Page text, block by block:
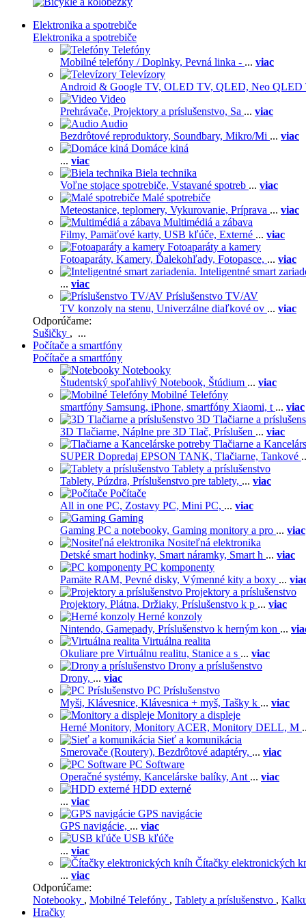
Elektronika a spotrebiče
Elektronika a spotrebiče
Telefóny
Mobilné telefóny / Doplnky, Pevná linka - ... viac
Televízory
Android & Google TV, OLED TV, QLED, Neo QLED
Video
Prehrávače, Projektory a príslušenstvo, Sa ... viac
Audio
Bezdrôtové reproduktory, Soundbary, Mikro/Mi ... viac
Domáce kiná
... viac
Biela technika
Voľne stojace spotrebiče, Vstavané spotreb ... viac
Malé spotrebiče
Meteostanice, teplomery, Vykurovanie, Príprava ... viac
Multimédiá a zábava
Filmy, Pamäťové karty, USB kľúče, Externé ... viac
Fotoaparáty a kamery
Fotoaparáty, Kamery, Ďalekohľady, Fotopasce, ... viac
Inteligentné smart
... viac
Príslušenstvo TV/AV
TV konzoly na stenu, Univerzálne diaľkové ov ... viac
Odporúčame:
Sušičky , ...
Počítače a smartfóny
Počítače a smartfóny
Notebooky
Študentský spoľahlivý Notebook, Štúdium ... viac
Mobilné Telefóny
smartfóny Samsung, iPhone, smartfóny Xiaomi, t ... viac
3D Tlačiarne a
3D Tlačiarne, Náplne pre 3D Tlač, Príslušen ... viac
Tlačiarne a
SUPER Dopredaj EPSON TANK, Tlačiarne, Tankové
Tablety a príslušenstvo
Tablety, Púzdra, Príslušenstvo pre tablety, ... viac
Počítače
All in one PC, Zostavy PC, Mini PC, ... viac
Gaming
Gaming PC a notebooky, Gaming monitory a pro ... viac
Nositeľná elektronika
Detské smart hodinky, Smart náramky, Smart h ... viac
PC komponenty
Pamäte RAM, Pevné disky, Výmenné kity a boxy ...
Projektory a príslušenstvo
Projektory, Plátna, Držiaky, Príslušenstvo k p ... viac
Herné konzoly
Nintendo, Gamepady, Príslušenstvo k herným kon ...
Virtuálna realita
Okuliare pre Virtuálnu realitu, Stanice a s ... viac
Drony a príslušenstvo
Drony, ... viac
PC Príslušenstvo
Myši, Klávesnice, Klávesnica + myš, Tašky k ... viac
Monitory a displeje
Herné Monitory, Monitory ACER, Monitory DELL, M
Sieť a komunikácia
Smerovače (Routery), Bezdrôtové adaptéry, ... viac
PC Software
Operačné systémy, Kancelárske balíky, Ant ... viac
HDD externé
... viac
GPS navigácie
GPS navigácie, ... viac
USB kľúče
... viac
Čítačky elektronických
... viac
Odporúčame:
Notebooky , Mobilné Telefóny , Tablety a príslušenstvo ,
Hračky